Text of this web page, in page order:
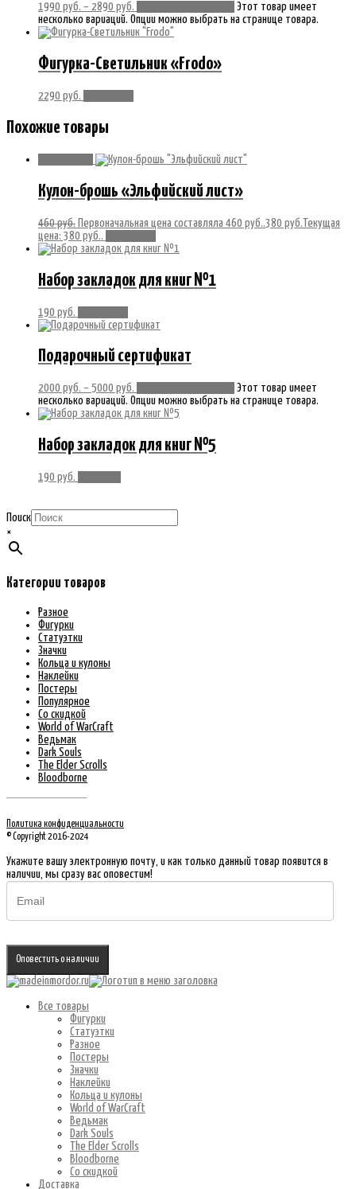
1990 руб. – 2890 руб.
Этот товар имеет
несколько вариаций. Опции можно выбрать на странице товара.
Фигурка-Светильник «Frodo»
2290 руб.
Похожие товары
Кулон-брошь «Эльфийский лист»
460руб. Первоначальная цена составляла 460 руб..380 руб. Текущая
цена: 380 руб..
Набор закладок для книг №1
190 руб.
Подарочный сертификат
2000 руб. – 5000 руб.
Этот товар имеет
несколько вариаций. Опции можно выбрать на странице товара.
Набор закладок для книг №5
190 руб.
Поиск
×
Категории товаров
Разное
Фигурки
Статуэтки
Значки
Кольца и кулоны
Наклейки
Постеры
Популярное
Со скидкой
World of WarCraft
Ведьмак
Dark Souls
The Elder Scrolls
Bloodborne
Политика конфиденциальности
© Copyright 2016-2024
Укажите вашу электронную почту, и как только данный товар появится в
наличии, мы сразу вас оповестим!
Оповестить о наличии
Все товары
Фигурки
Статуэтки
Разное
Постеры
Значки
Наклейки
Кольца и кулоны
World of WarCraft
Ведьмак
Dark Souls
The Elder Scrolls
Bloodborne
Со скидкой
Доставка